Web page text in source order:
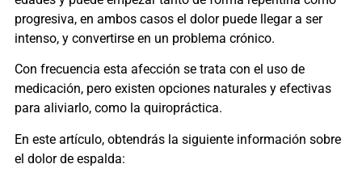
progresiva, en ambos casos el dolor puede llegar a ser
intenso, y convertirse en un problema crónico.
Con frecuencia esta afección se trata con el uso de
medicación, pero existen opciones naturales y efectivas
para aliviarlo, como la quiropráctica.
En este artículo, obtendrás la siguiente información sobre
el dolor de espalda: